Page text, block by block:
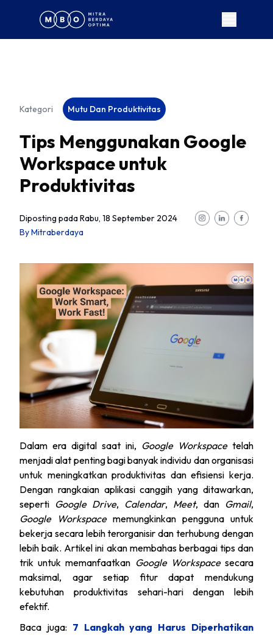
Kategori Mutu Dan Produktivitas
Tips Menggunakan Google
Workspace untuk
Produktivitas
Diposting padaRabu, 18 September 2024
ByMitraberdaya
Dalam era digital saat ini, Google Workspacetelah
menjadi alat penting bagi banyak individu dan organisasi
untuk meningkatkan produktivitas dan efisiensi kerja.
Dengan rangkaian aplikasi canggih yang ditawarkan,
seperti Google Drive, Calendar, Meet, dan Gmail,
Google Workspacememungkinkan pengguna untuk
bekerja secara lebih terorganisir dan terhubung dengan
lebih baik. Artikel ini akan membahas berbagai tips dan
trik untuk memanfaatkan Google Workspacesecara
maksimal, agar setiap fitur dapat mendukung
kebutuhan produktivitas sehari-hari dengan lebih
efektif.
Baca juga: 7 Langkah yang Harus Diperhatikan